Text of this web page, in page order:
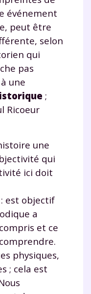
événement
peut être
selon
qui
pas
une
;
Ricoeur
une
qui
ici doit
est objectif
a
et ce
physiques,
; cela est